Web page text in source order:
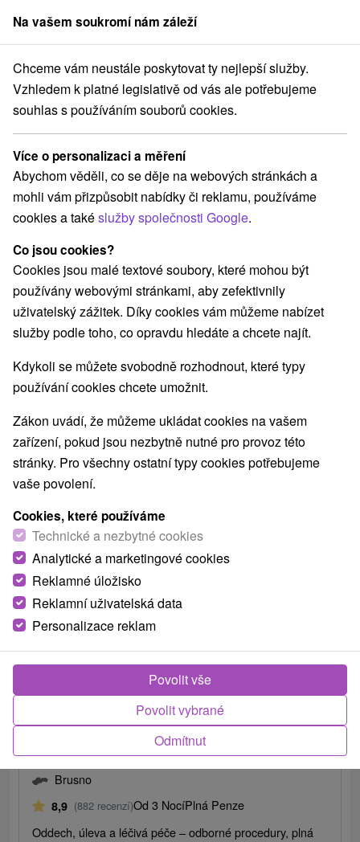
člen skupinySorger
pro seniory Stredné Slovensko Banskobystrický kraj
Pobyty pro seniory Brusno
Kategorie
Všechny kategorie
Pobyty v akci(9)
Wellness pobyty(6) Víkendové pobyty(5)
Romantické pobyty
Rodinné pobyty(4)
Vyberte lokalitu nebo termín
Nejprodávanější
VŠECHNY TOP - NEJPRODÁVANĚJŠÍ NEJLEVNĚJŠÍ
Akcia
od1 600,73Kč
/noc/osoba
Rekondiční senior pobyt v Brusně: Energie a
úleva pro každého 60+ ve slevě 20 % do
Lázně Brusno
Brusno
8,9 (882 recenzí)Od 3 NocíPlná Penze
Oddech, úleva a léčivá péče – odborné procedury, plná
Na vašem soukromí nám záleží
Chceme vám neustále poskytovat ty nejlepší služby.
Vzhledem k platné legislativě od vás ale potřebujeme
souhlas s používáním souborů cookies.
Více o personalizaci a měření
Abychom věděli, co se děje na webových stránkách a
mohli vám přizpůsobit nabídky či reklamu, používáme
cookies a takéslužby společnosti Google.
Co jsou cookies?
Cookies jsou malé textové soubory, které mohou být
používány webovými stránkami, aby zefektivnily
uživatelský zážitek. Díky cookies vám můžeme nabízet
služby podle toho, co opravdu hledáte a chcete najít.
Kdykoli se můžete svobodně rozhodnout, které typy
používání cookies chcete umožnit.
Zákon uvádí, že můžeme ukládat cookies na vašem
zařízení, pokud jsou nezbytně nutné pro provoz této
stránky. Pro všechny ostatní typy cookies potřebujeme
vaše povolení.
Cookies, které používáme
Technické a nezbytné cookies
Analytické a marketingové cookies
Reklamné úložisko
Reklamní uživatelská data
Personalizace reklam
Odmítnut
Povolit vybrané
Povolit vše